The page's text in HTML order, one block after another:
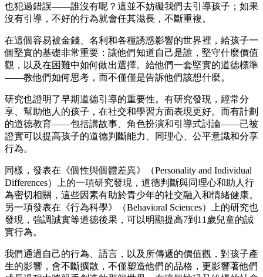
也犯過錯誤——誰沒有呢？這並不妨礙我們去引導孩子；如果
沒有引導，不好的行為就會任其滋長，不斷重複。
在這個容易被金錢、名利和各種誘惑影響的世界裡，給孩子一
個堅實的基礎非常重要：讓他們知道自己是誰，堅守什麼價值
觀，以及在困難中如何做出選擇。給他們一套堅實的道德標準
——教他們如何思考，而不僅僅是告訴他們該想什麼。
研究也證明了早期道德引導的重要性。有研究發現，經常分
享、幫助他人的孩子，在社交和學習方面表現更好。而有計劃
的道德教育——包括講故事、角色扮演和引導式討論——已被
證實可以提高孩子的道德判斷能力、同理心、公平意識和分享
行為。
同樣，發表在《個性與個體差異》（Personality and Individual
Differences）上的一項研究發現，道德判斷與同理心和助人行
為密切相關，這些因素有助於青少年的社交融入和情緒健康。
另一項發表在《行為科學》（Behavioral Sciences）上的研究也
發現，強調誠實等道德後果，可以明顯提高7到11歲兒童的誠
實行為。
我們通過自己的行為、語言，以及所傳遞的價值觀，對孩子產
生的影響，會不斷擴散，不僅塑造他們的品格，更影響著他們